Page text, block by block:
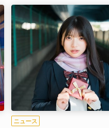
ニュース